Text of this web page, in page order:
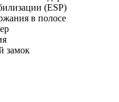
(ESP)
в полосе
замок